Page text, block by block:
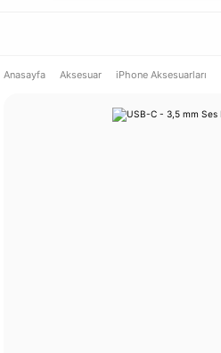
Anasayfa Aksesuar iPhone Aksesuarları